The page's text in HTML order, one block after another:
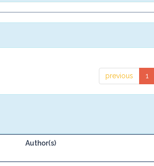
previous 1
Author(s)